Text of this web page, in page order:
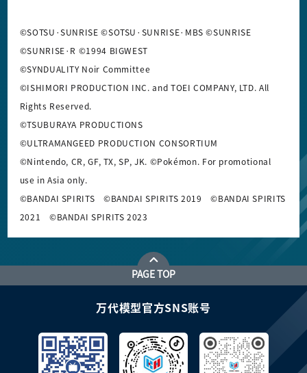
©SOTSU·SUNRISE ©SOTSU·SUNRISE·MBS ©SUNRISE
©SUNRISE·R ©1994 BIGWEST
©SYNDUALITY Noir Committee
©ISHIMORI PRODUCTION INC. and TOEI COMPANY, LTD. All
Rights Reserved.
©TSUBURAYA PRODUCTIONS
©ULTRAMANGEED PRODUCTION CONSORTIUM
©Nintendo, CR, GF, TX, SP, JK. ©Pokémon. For promotional
use in Asia only.
©BANDAI SPIRITS ©BANDAI SPIRITS 2019 ©BANDAI SPIRITS
2021 ©BANDAI SPIRITS 2023
PAGE TOP
万代模型官方SNS账号